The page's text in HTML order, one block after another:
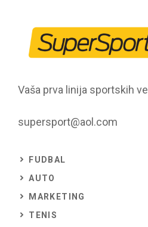
Vaša prva linija sportskih
supersport@aol.com
FUDBAL
AUTO
MARKETING
TENIS